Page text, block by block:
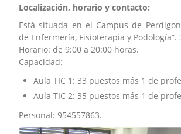
Localización, horario y contacto:
Está situada en el Campus de
de Enfermería, Fisioterapia y Podología”.
Horario: de 9:00 a 20:00 horas.
Capacidad:
Aula TIC 1: 33 puestos más 1 de
Aula TIC 2: 35 puestos más 1 de
Personal: 954557863.